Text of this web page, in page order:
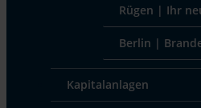
Rügen | Ihr
Berlin |
Kapitalanlagen